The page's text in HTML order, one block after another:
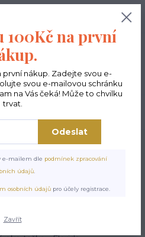
0,00 Kč
taštičky
eko taška -
100Kč na první
první nákup. Zadejte svou e-
svou e-mailovou schránku
na Vás čeká! Může to chvilku
trvat.
Odeslat
e-mailem dle podmínek zpracování
údajů.
osobních údajů pro účely registrace.
Zavřít